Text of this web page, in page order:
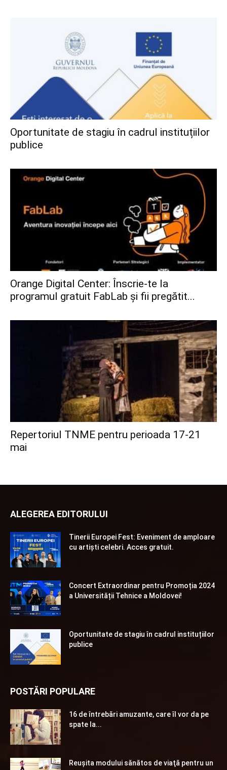
Oportunitate de stagiu în cadrul instituțiilor
publice
Orange Digital Center: Înscrie-te la
programul gratuit FabLab și fii pregătit...
Repertoriul TNME pentru perioada 17-21
mai
ALEGEREA EDITORULUI
Tinerii Europei Fest: Eveniment de amploare
cu artiști celebri. Acces gratuit.
Concert Extraordinar pentru Promoția 2024
a Universității Tehnice a Moldovei!
Oportunitate de stagiu în cadrul instituțiilor
publice
POSTĂRI POPULARE
16 de întrebări amuzante, care îl vor da pe
spate la...
Reuşita modului sănătos de viaţă pentru un